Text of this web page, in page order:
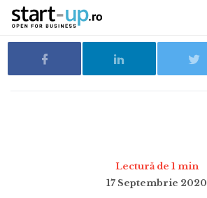
Lectură de 1 min
17 Septembrie 2020